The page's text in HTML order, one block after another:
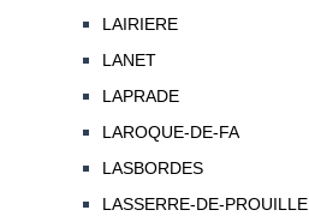
LAIRIERE
LANET
LAPRADE
LAROQUE-DE-FA
LASBORDES
LASSERRE-DE-PROUILLE